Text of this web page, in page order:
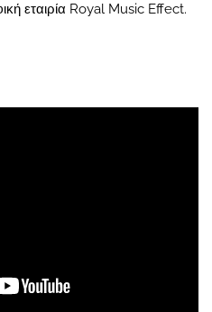
εταιρία Royal Music Effect.